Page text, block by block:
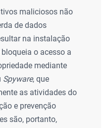
maliciosos não
de dados
na instalação
bloqueia o acesso a
mediante
Spyware, que
as atividades do
e prevenção
são, portanto,